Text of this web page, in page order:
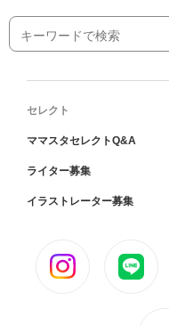
セレクト
ママスタセレクトQ&A
ライター募集
イラストレーター募集